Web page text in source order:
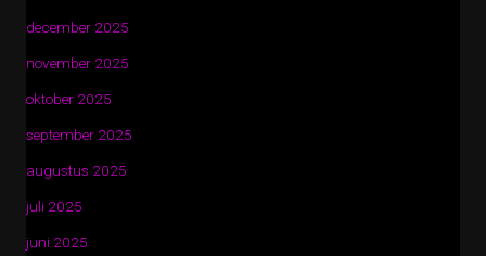
december 2025
november 2025
oktober 2025
september 2025
augustus 2025
juli 2025
juni 2025